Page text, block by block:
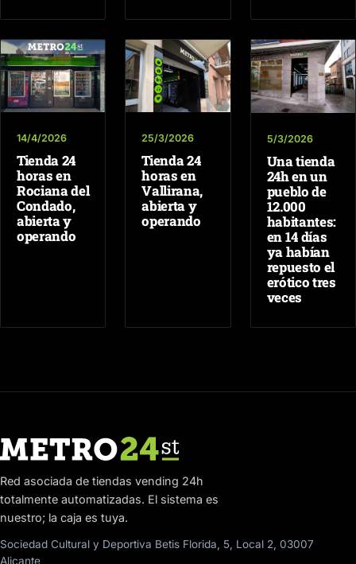
14/4/2026
Tienda 24
horas en
Rociana del
Condado,
abierta y
operando
25/3/2026
Tienda 24
horas en
Vallirana,
abierta y
operando
5/3/2026
Una tienda
24h en un
pueblo de
12.000
habitantes:
en 14 días
ya habían
repuesto el
erótico tres
veces
Red asociada de tiendas vending 24h
totalmente automatizadas. El sistema es
nuestro; la caja es tuya.
Sociedad Cultural y Deportiva Betis Florida, 5, Local 2, 03007
Alicante